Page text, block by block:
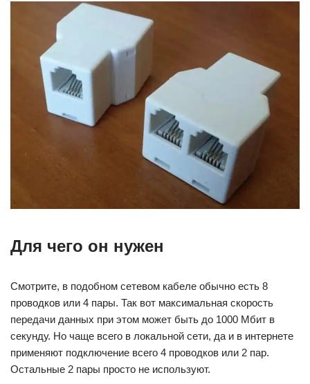
Для чего он нужен
Смотрите, в подобном сетевом кабеле обычно есть 8
проводков или 4 пары. Так вот максимальная скорость
передачи данных при этом может быть до 1000 Мбит в
секунду. Но чаще всего в локальной сети, да и в интернете
применяют подключение всего 4 проводков или 2 пар.
Остальные 2 пары просто не используют.